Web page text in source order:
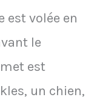
est volée en
le
est
un chien,